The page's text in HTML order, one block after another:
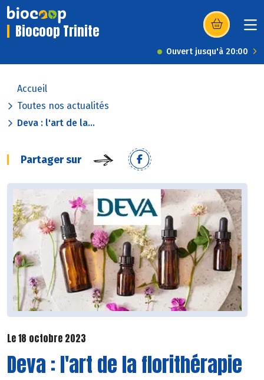
Biocoop Trinite (s’ouvre dans
Ouvert jusqu'à 20:00
Accueil
Toutes nos actualités
Deva : l'art de la...
Partager sur
Le 18 octobre 2023
Deva : l'art de la florithérapie